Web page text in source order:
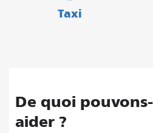
Taxi
De quoi
aider ?